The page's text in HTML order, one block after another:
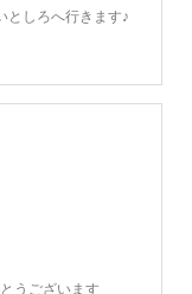
としろへ行きます♪
うございます